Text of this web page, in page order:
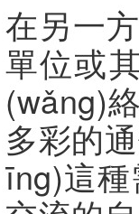
在另一
單位或
(wǎng)絡
多彩的通
īng)這